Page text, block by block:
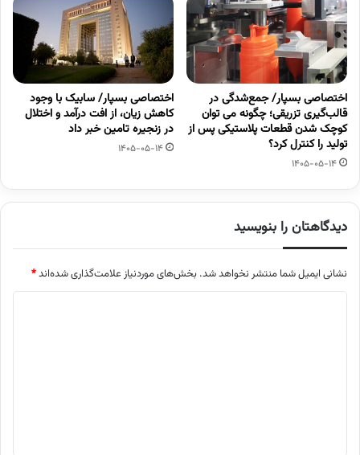
اختصاصی بسپار/ جمع‌شدگی در
قالب‌گیری تزریقی؛ چگونه می توان
کوچک شدن قطعات پلاستیکی پس از
تولید را کنترل کرد؟
1405-05-14
اختصاصی بسپار/ سابیک با وجود
کاهش زیان، از افت درآمد و اختلال
در زنجیره تامین خبر داد
1405-05-14
دیدگاهتان را بنویسید
نشانی ایمیل شما منتشر نخواهد شد. بخش‌های موردنیاز علامت‌گذاری شده‌اند*